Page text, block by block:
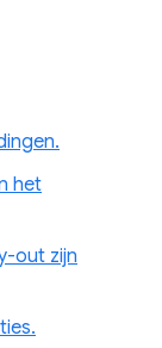
het
out zijn